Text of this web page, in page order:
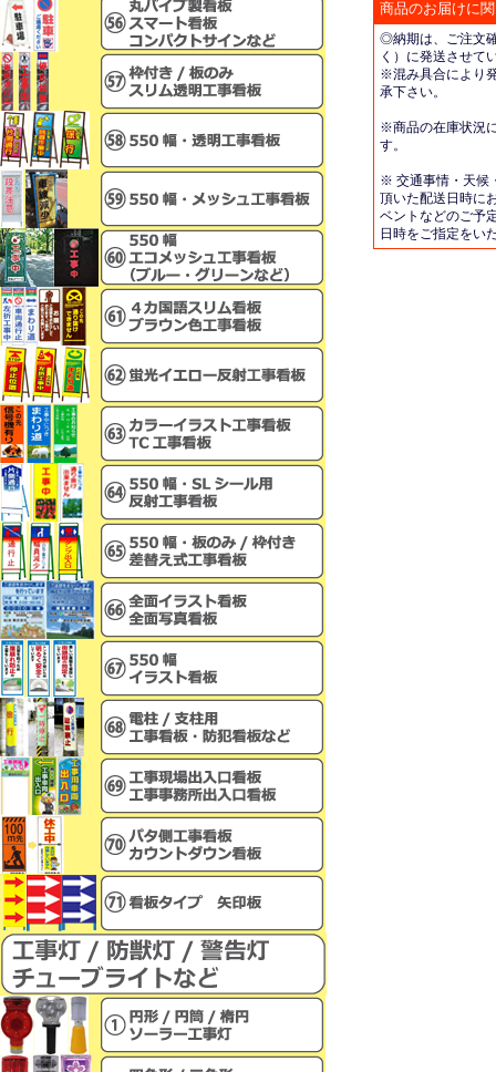
商品のお届けに
◎納期は、ご注文
く）に発送させて
※混み具合により
承下さい。
※商品の在庫状況
す。
※ 交通事情・天候
頂いた配送日時に
ベントなどのご予
日時をご指定をい